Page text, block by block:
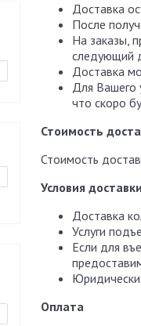
Доставка
После
На заказы,
следующий
Доставка
Для Вашего
что скоро
Стоимость
Стоимость
Условия доставки
Доставка
Услуги
Если для
Оплата